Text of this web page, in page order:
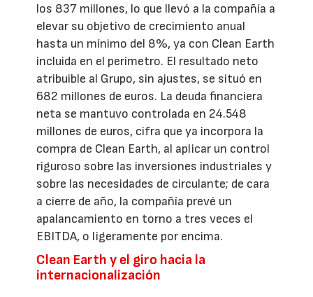
los 837 millones, lo que llevó a la compañía a
elevar su objetivo de crecimiento anual
hasta un mínimo del 8%, ya con Clean Earth
incluida en el perímetro. El resultado neto
atribuible al Grupo, sin ajustes, se situó en
682 millones de euros. La deuda financiera
neta se mantuvo controlada en 24.548
millones de euros, cifra que ya incorpora la
compra de Clean Earth, al aplicar un control
riguroso sobre las inversiones industriales y
sobre las necesidades de circulante; de cara
a cierre de año, la compañía prevé un
apalancamiento en torno a tres veces el
EBITDA, o ligeramente por encima.
Clean Earth y el giro hacia la
internacionalización